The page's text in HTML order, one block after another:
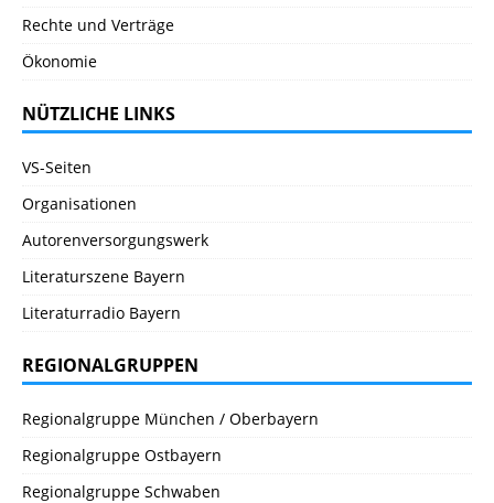
Rechte und Verträge
Ökonomie
NÜTZLICHE LINKS
VS-Seiten
Organisationen
Autorenversorgungswerk
Literaturszene Bayern
Literaturradio Bayern
REGIONALGRUPPEN
Regionalgruppe München / Oberbayern
Regionalgruppe Ostbayern
Regionalgruppe Schwaben